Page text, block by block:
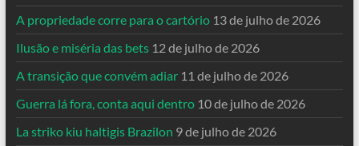
A propriedade corre para o cartório 13 de julho de 2026
Ilusão e miséria das bets 12 de julho de 2026
A transição que convém adiar 11 de julho de 2026
Guerra lá fora, conta aqui dentro 10 de julho de 2026
La striko kiu haltigis Brazilon 9 de julho de 2026